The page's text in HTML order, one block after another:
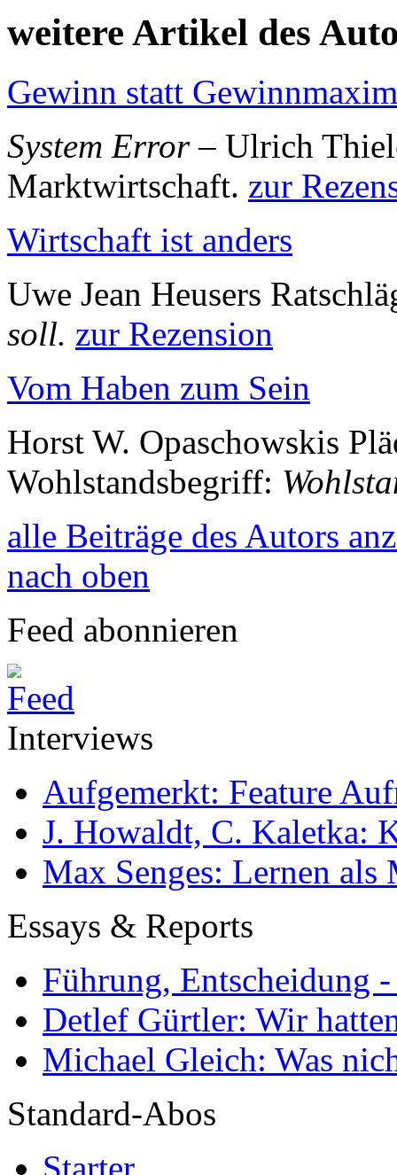
weitere Artikel des
Gewinn statt
System Error– Ulrich
Marktwirtschaft. zur
Wirtschaft ist anders
Uwe Jean Heusers
soll. zur Rezension
Vom Haben zum Sein
Horst W. Opaschowskis
Wohlstandsbegriff:
alle Beiträge des Autors
nach oben
Feed abonnieren
Interviews
Aufgemerkt: Feature
J. Howaldt, C. Kaletka:
Max Senges: Lernen als
Essays & Reports
Führung, Entscheidung
Detlef Gürtler: Wir
Michael Gleich: Was
Standard-Abos